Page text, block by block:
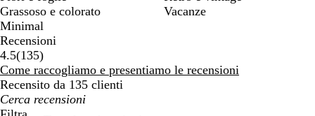
Grassoso e colorato
Minimal
Vacanze
Recensioni
4.5(135135
recensioni
)
Come raccogliamo e presentiamo le recensioni
Recensito da 135 clienti
I